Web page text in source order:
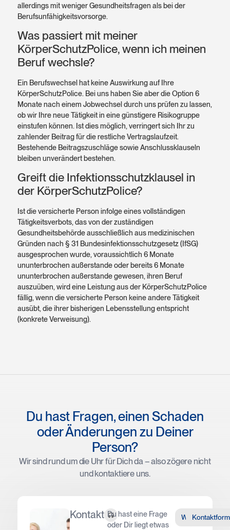
allerdings mit weniger Gesundheitsfragen als bei der
Berufsunfähigkeitsvorsorge.
Was passiert mit meiner
KörperSchutzPolice, wenn ich meinen
Beruf wechsle?
Ein Berufswechsel hat keine Auswirkung auf Ihre
KörperSchutzPolice. Bei uns haben Sie aber die Option 6
Monate nach einem Jobwechsel durch uns prüfen zu lassen,
ob wir Ihre neue Tätigkeit in eine günstigere Risikogruppe
einstufen können. Ist dies möglich, verringert sich Ihr zu
zahlender Beitrag für die restliche Vertragslaufzeit.
Bestehende Beitragszuschläge sowie Anschlussklauseln
bleiben unverändert bestehen.
Greift die Infektionsschutzklausel in
der KörperSchutzPolice?
Ist die versicherte Person infolge eines vollständigen
Tätigkeitsverbots, das von der zuständigen
Gesundheitsbehörde ausschließlich aus medizinischen
Gründen nach § 31 Bundesinfektionsschutzgesetz (IfSG)
ausgesprochen wurde, voraussichtlich 6 Monate
ununterbrochen außerstande oder bereits 6 Monate
ununterbrochen außerstande gewesen, ihren Beruf
auszuüben, wird eine Leistung aus der KörperSchutzPolice
fällig, wenn die versicherte Person keine andere Tätigkeit
ausübt, die ihrer bisherigen Lebensstellung entspricht
(konkrete Verweisung).
Du hast Fragen, einen Schaden
oder Änderungen zu Deiner
Person?
Wir sind rund um die Uhr für Dich da – also zögere nicht
und kontaktiere uns.
Kontakt Du hast eine Frage
oder Dir liegt etwas
WhatsApp